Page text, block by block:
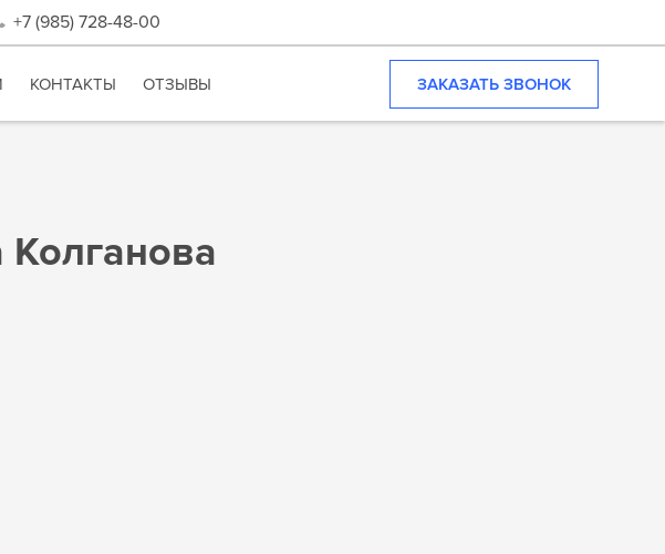
+7 (985) 728-48-00
КОНТАКТЫ ОТЗЫВЫ ЗАКАЗАТЬ ЗВОНОК